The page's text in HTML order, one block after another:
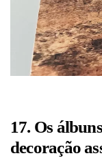
17. Os
decoração